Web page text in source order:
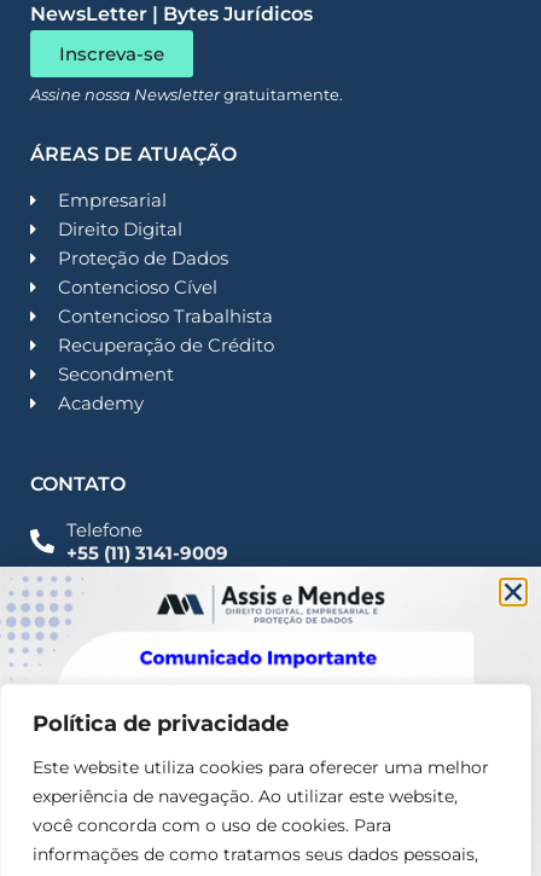
Política de privacidade
Este website utiliza cookies para oferecer uma melhor
experiência de navegação. Ao utilizar este website,
você concorda com o uso de cookies. Para
informações de como tratamos seus dados pessoais,
NewsLetter | Bytes Jurídicos
Inscreva-se
Assine nossa Newslettergratuitamente.
ÁREAS DE ATUAÇÃO
Empresarial
Direito Digital
Proteção de Dados
Contencioso Cível
Contencioso Trabalhista
Recuperação de Crédito
Secondment
Academy
CONTATO
Telefone
+55 (11) 3141-9009
Imprensa
Fale Conosco
contato@assisemendes.com.br
Alameda Santos, 1165 Paulista - CEP 01419-001 -
SP